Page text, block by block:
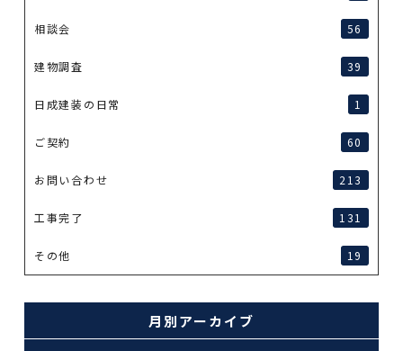
相談会 56
建物調査 39
日成建装の日常 1
ご契約 60
お問い合わせ 213
工事完了 131
その他 19
月別アーカイブ